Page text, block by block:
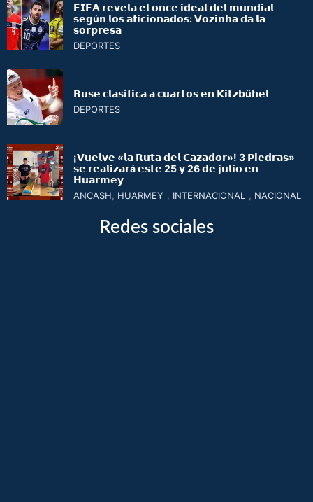
𝗙𝗜𝗙𝗔 𝗿𝗲𝘃𝗲𝗹𝗮 𝗲𝗹 𝗼𝗻𝗰𝗲 𝗶𝗱𝗲𝗮𝗹 𝗱𝗲𝗹 𝗺𝘂𝗻𝗱𝗶𝗮𝗹
𝘀𝗲𝗴ú𝗻 𝗹𝗼𝘀 𝗮𝗳𝗶𝗰𝗶𝗼𝗻𝗮𝗱𝗼𝘀: 𝗩𝗼𝘇𝗶𝗻𝗵𝗮 𝗱𝗮 𝗹𝗮
𝘀𝗼𝗿𝗽𝗿𝗲𝘀𝗮
DEPORTES
𝗕𝘂𝘀𝗲 𝗰𝗹𝗮𝘀𝗶𝗳𝗶𝗰𝗮 𝗮 𝗰𝘂𝗮𝗿𝘁𝗼𝘀 𝗲𝗻 𝗞𝗶𝘁𝘇𝗯ü𝗵𝗲𝗹
DEPORTES
¡𝗩𝘂𝗲𝗹𝘃𝗲 «𝗹𝗮 𝗥𝘂𝘁𝗮 𝗱𝗲𝗹 𝗖𝗮𝘇𝗮𝗱𝗼𝗿»! 3 𝗣𝗶𝗲𝗱𝗿𝗮𝘀»
𝘀𝗲 𝗿𝗲𝗮𝗹𝗶𝘇𝗮𝗿á 𝗲𝘀𝘁𝗲 25 𝘆 26 𝗱𝗲 𝗷𝘂𝗹𝗶𝗼 𝗲𝗻
𝗛𝘂𝗮𝗿𝗺𝗲𝘆
ANCASH HUARMEY INTERNACIONAL NACIONAL
Redes sociales